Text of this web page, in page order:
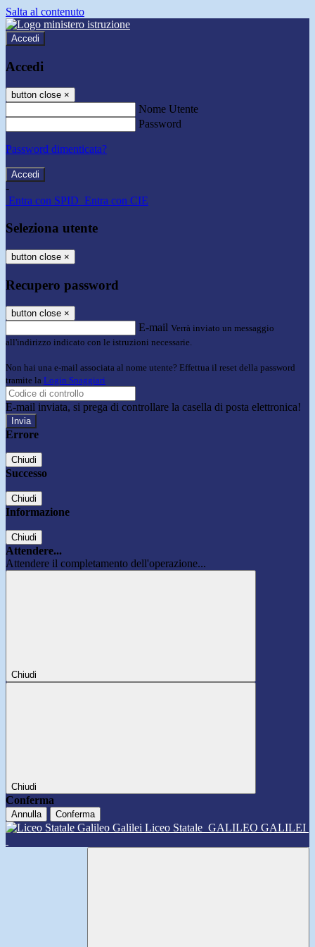
Salta al contenuto
Accedi
Accedi
button close ×
Nome Utente
Password
Password dimenticata?
-
Entra con SPID Entra con CIE
Seleziona utente
button close ×
Recupero password
button close ×
E-mail Verrà inviato un messaggio
all'indirizzo indicato con le istruzioni necessarie.
Non hai una e-mail associata al nome utente? Effettua il reset della password
tramite la Login Spaggiari
E-mail inviata, si prega di controllare la casella di posta elettronica!
Errore
Chiudi
Successo
Chiudi
Informazione
Chiudi
Attendere...
Attendere il completamento dell'operazione...
Chiudi
Chiudi
Conferma
Annulla Conferma
Liceo Statale GALILEO GALILEI